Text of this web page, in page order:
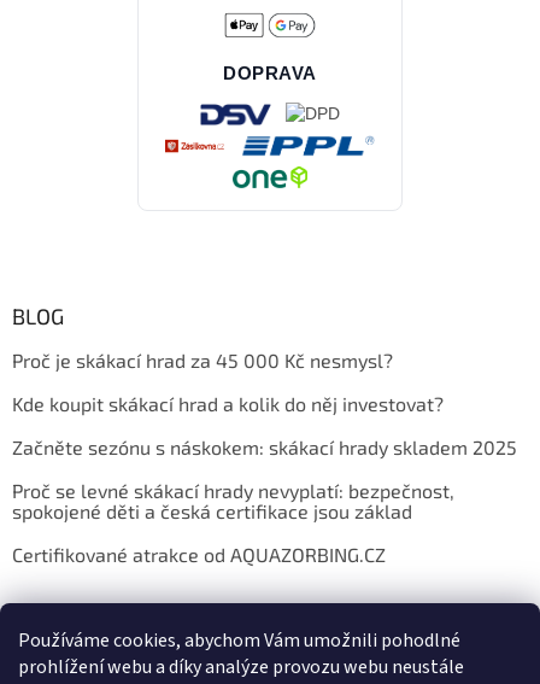
Používáme cookies, abychom Vám umožnili pohodlné
prohlížení webu a díky analýze provozu webu neustále
DOPRAVA
BLOG
Proč je skákací hrad za 45 000 Kč nesmysl?
Kde koupit skákací hrad a kolik do něj investovat?
Začněte sezónu s náskokem: skákací hrady skladem 2025
Proč se levné skákací hrady nevyplatí: bezpečnost,
spokojené děti a česká certifikace jsou základ
Certifikované atrakce od AQUAZORBING.CZ